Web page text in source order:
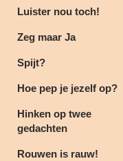
Luister nou toch!
Zeg maar Ja
Spijt?
Hoe pep je jezelf op?
Hinken op twee
gedachten
Rouwen is rauw!